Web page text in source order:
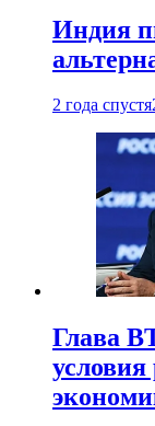
Индия
2 года спустя
Глава